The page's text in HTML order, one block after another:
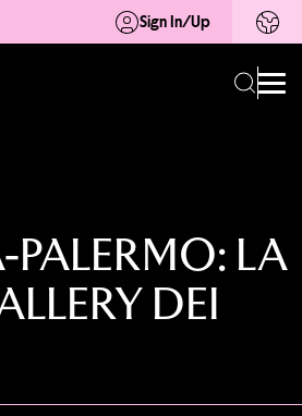
Sign In/Up
LA
DEI